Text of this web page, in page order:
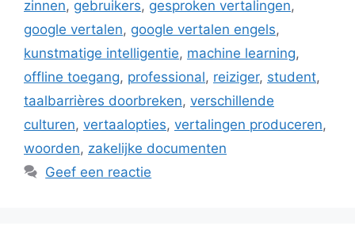
zinnen, gebruikers, gesproken vertalingen,
google vertalen, google vertalen engels,
kunstmatige intelligentie, machine learning,
offline toegang, professional, reiziger, student,
taalbarrières doorbreken, verschillende
culturen, vertaalopties, vertalingen produceren,
woorden, zakelijke documenten
Geef een reactie